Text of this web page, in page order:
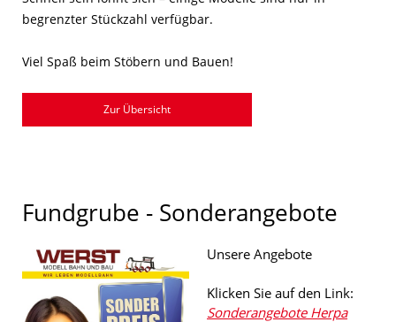
begrenzter Stückzahl verfügbar.
Viel Spaß beim Stöbern und Bauen!
Zur Übersicht
Fundgrube - Sonderangebote
Unsere Angebote
Klicken Sie auf den Link:
Sonderangebote Herpa